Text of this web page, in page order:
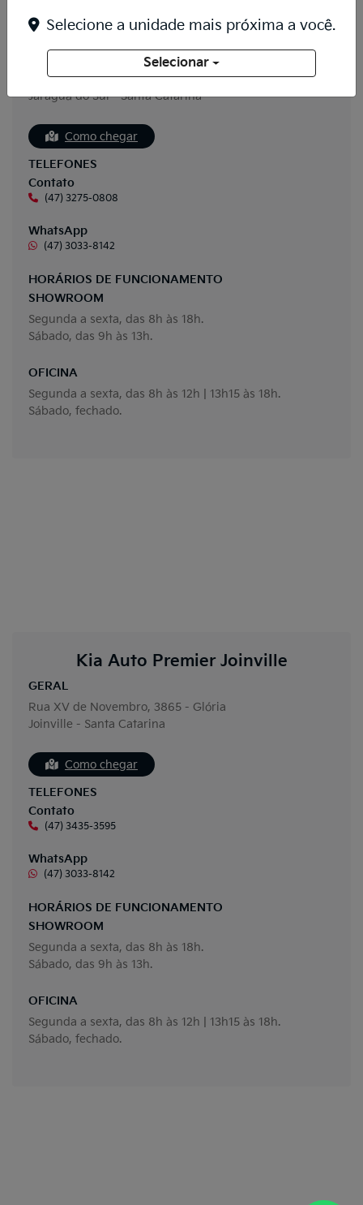
Kia Auto Premier Jaraguá do Sul
Avenida Prefeito Waldemar Grubba, 1372 - Vila
Baependi
Jaraguá do Sul - Santa Catarina
Como chegar
TELEFONES
Contato
(47) 3275-0808
WhatsApp
(47) 3033-8142
HORÁRIOS DE FUNCIONAMENTO
SHOWROOM
Segunda a sexta, das 8h às 18h.
Sábado, das 9h às 13h.
OFICINA
Segunda a sexta, das 8h às 12h | 13h15 às 18h.
Sábado, fechado.
Kia Auto Premier Joinville
GERAL
Rua XV de Novembro, 3865 - Glória
Joinville - Santa Catarina
Como chegar
TELEFONES
Contato
(47) 3435-3595
WhatsApp
(47) 3033-8142
HORÁRIOS DE FUNCIONAMENTO
SHOWROOM
Segunda a sexta, das 8h às 18h.
Sábado, das 9h às 13h.
OFICINA
Segunda a sexta, das 8h às 12h | 13h15 às 18h.
Sábado, fechado.
Selecione a unidade mais próxima a você.
Selecionar